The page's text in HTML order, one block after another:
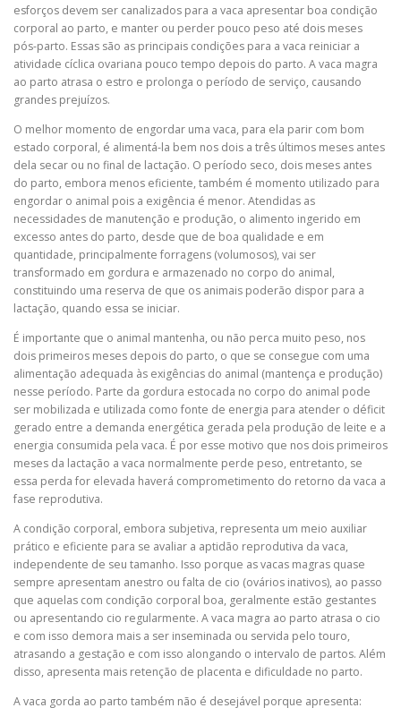
esforços devem ser canalizados para a vaca apresentar boa condição
corporal ao parto, e manter ou perder pouco peso até dois meses
pós-parto. Essas são as principais condições para a vaca reiniciar a
atividade cíclica ovariana pouco tempo depois do parto. A vaca magra
ao parto atrasa o estro e prolonga o período de serviço, causando
grandes prejuízos.
O melhor momento de engordar uma vaca, para ela parir com bom
estado corporal, é alimentá-la bem nos dois a três últimos meses antes
dela secar ou no final de lactação. O período seco, dois meses antes
do parto, embora menos eficiente, também é momento utilizado para
engordar o animal pois a exigência é menor. Atendidas as
necessidades de manutenção e produção, o alimento ingerido em
excesso antes do parto, desde que de boa qualidade e em
quantidade, principalmente forragens (volumosos), vai ser
transformado em gordura e armazenado no corpo do animal,
constituindo uma reserva de que os animais poderão dispor para a
lactação, quando essa se iniciar.
É importante que o animal mantenha, ou não perca muito peso, nos
dois primeiros meses depois do parto, o que se consegue com uma
alimentação adequada às exigências do animal (mantença e produção)
nesse período. Parte da gordura estocada no corpo do animal pode
ser mobilizada e utilizada como fonte de energia para atender o déficit
gerado entre a demanda energética gerada pela produção de leite e a
energia consumida pela vaca. É por esse motivo que nos dois primeiros
meses da lactação a vaca normalmente perde peso, entretanto, se
essa perda for elevada haverá comprometimento do retorno da vaca a
fase reprodutiva.
A condição corporal, embora subjetiva, representa um meio auxiliar
prático e eficiente para se avaliar a aptidão reprodutiva da vaca,
independente de seu tamanho. Isso porque as vacas magras quase
sempre apresentam anestro ou falta de cio (ovários inativos), ao passo
que aquelas com condição corporal boa, geralmente estão gestantes
ou apresentando cio regularmente. A vaca magra ao parto atrasa o cio
e com isso demora mais a ser inseminada ou servida pelo touro,
atrasando a gestação e com isso alongando o intervalo de partos. Além
disso, apresenta mais retenção de placenta e dificuldade no parto.
A vaca gorda ao parto também não é desejável porque apresenta: